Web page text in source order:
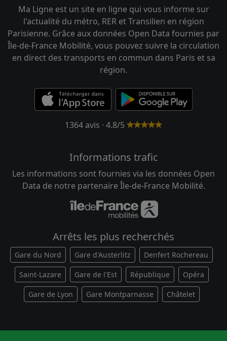
Ma Ligne est un site en ligne qui vous informe sur
l'actualité du métro, RER et Transilien en région
Parisienne. Grâce aux données Open Data fournies par
Île-de-France Mobilité, vous pouvez suivre la circulation
en direct des transports en commun dans Paris et sa
région.
1364 avis · 4.8/5
Informations trafic
Les informations sont fournies via les données Open
Data de notre partenaire Île-de-France Mobilité.
Arrêts les plus recherchés
Gare du Nord Gare d'Austerlitz Denfert Rochereau
Saint-Lazare Gare de l'Est République Opéra
Gare de Lyon Gare Montparnasse Châtelet